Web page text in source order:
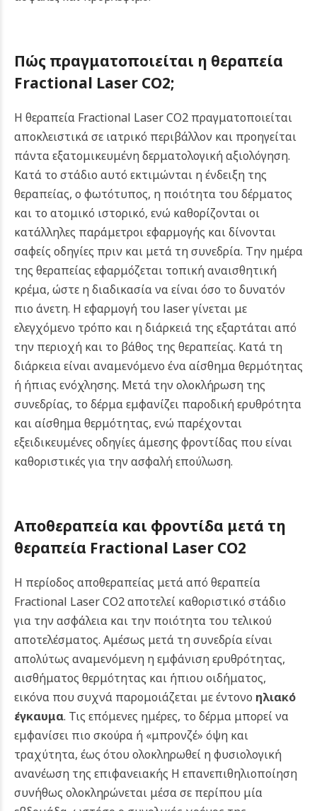
Πώς πραγματοποιείται η θεραπεία
Fractional Laser CO2;
Η θεραπεία Fractional Laser CO2 πραγματοποιείται
αποκλειστικά σε ιατρικό περιβάλλον και προηγείται
πάντα εξατομικευμένη δερματολογική αξιολόγηση.
Κατά το στάδιο αυτό εκτιμώνται η ένδειξη της
θεραπείας, ο φωτότυπος, η ποιότητα του δέρματος
και το ατομικό ιστορικό, ενώ καθορίζονται οι
κατάλληλες παράμετροι εφαρμογής και δίνονται
σαφείς οδηγίες πριν και μετά τη συνεδρία. Την ημέρα
της θεραπείας εφαρμόζεται τοπική αναισθητική
κρέμα, ώστε η διαδικασία να είναι όσο το δυνατόν
πιο άνετη. Η εφαρμογή του laser γίνεται με
ελεγχόμενο τρόπο και η διάρκειά της εξαρτάται από
την περιοχή και το βάθος της θεραπείας. Κατά τη
διάρκεια είναι αναμενόμενο ένα αίσθημα θερμότητας
ή ήπιας ενόχλησης. Μετά την ολοκλήρωση της
συνεδρίας, το δέρμα εμφανίζει παροδική ερυθρότητα
και αίσθημα θερμότητας, ενώ παρέχονται
εξειδικευμένες οδηγίες άμεσης φροντίδας που είναι
καθοριστικές για την ασφαλή επούλωση.
Αποθεραπεία και φροντίδα μετά τη
θεραπεία Fractional Laser CO2
Η περίοδος αποθεραπείας μετά από θεραπεία
Fractional Laser CO2 αποτελεί καθοριστικό στάδιο
για την ασφάλεια και την ποιότητα του τελικού
αποτελέσματος. Αμέσως μετά τη συνεδρία είναι
απολύτως αναμενόμενη η εμφάνιση ερυθρότητας,
αισθήματος θερμότητας και ήπιου οιδήματος,
εικόνα που συχνά παρομοιάζεται με έντονο ηλιακό
έγκαυμα. Τις επόμενες ημέρες, το δέρμα μπορεί να
εμφανίσει πιο σκούρα ή «μπρονζέ» όψη και
τραχύτητα, έως ότου ολοκληρωθεί η φυσιολογική
ανανέωση της επιφανειακής Η επανεπιθηλιοποίηση
συνήθως ολοκληρώνεται μέσα σε περίπου μία